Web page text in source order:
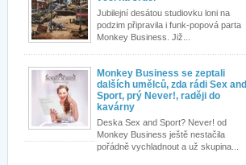
Jubilejní desátou studiovku loni na
podzim připravila i funk-popová parta
Monkey Business. Již...
Monkey Business se zeptali
dalších umělců, zda rádi Sex and
Sport, prý Never!, raději do
kavárny
Deska Sex and Sport? Never! od
Monkey Business ještě nestačila
pořádně vychladnout a už skupina...